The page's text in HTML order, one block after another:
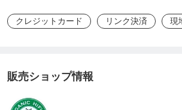
体験鍼（※初回のみ）：500円
【場所】
古賀市天神1-2-3（JR古賀駅西口す
クレジットカード リンク決済 現
販売ショップ情報